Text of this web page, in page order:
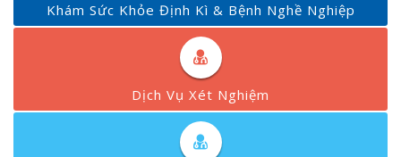
Khám Sức Khỏe Định Kì & Bệnh Nghề Nghiệp
Dịch Vụ Xét Nghiệm